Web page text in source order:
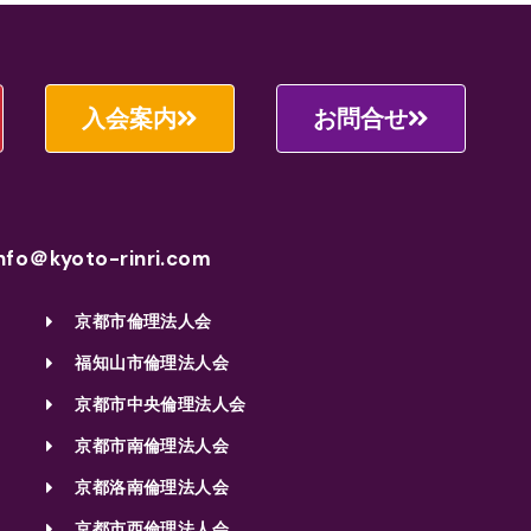
入会案内 お問合せ
＠kyoto-rinri.com
京都市倫理法人会
福知山市倫理法人会
京都市中央倫理法人会
京都市南倫理法人会
京都洛南倫理法人会